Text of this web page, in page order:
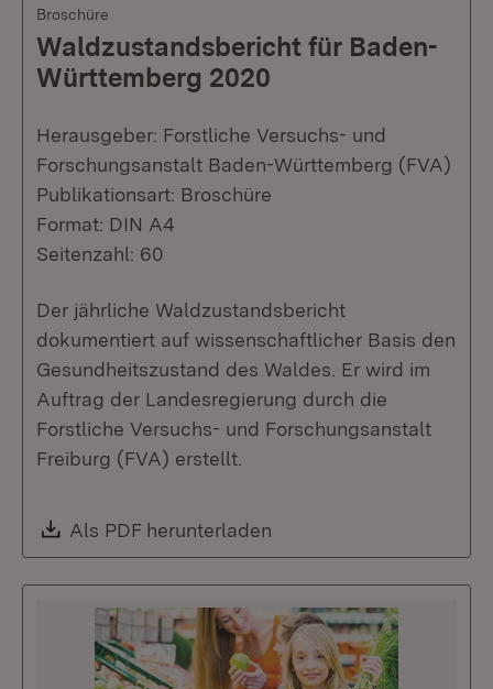
Broschüre
Waldzustandsbericht für Baden-
Württemberg 2020
Herausgeber: Forstliche Versuchs- und
Forschungsanstalt Baden-Württemberg (FVA)
Publikationsart: Broschüre
Format: DIN A4
Seitenzahl: 60
Der jährliche Waldzustandsbericht
dokumentiert auf wissenschaftlicher Basis den
Gesundheitszustand des Waldes. Er wird im
Auftrag der Landesregierung durch die
Forstliche Versuchs- und Forschungsanstalt
Freiburg (FVA) erstellt.
Download:
Als PDF herunterladen